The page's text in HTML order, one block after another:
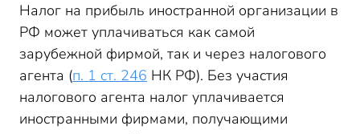
Налог на прибыль иностранной организации в
РФ может уплачиваться как самой
зарубежной фирмой, так и через налогового
агента (п. 1 ст. 246 НК РФ). Без участия
налогового агента налог уплачивается
иностранными фирмами, получающими